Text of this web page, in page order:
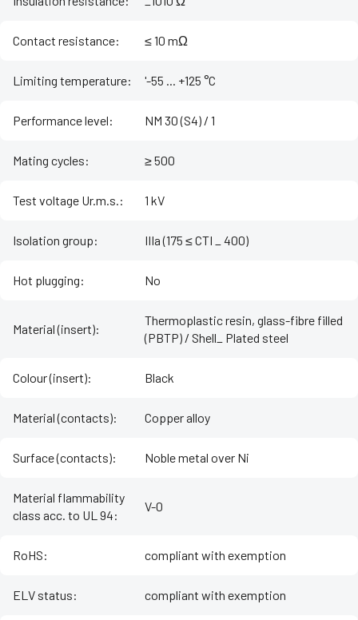
Contact resistance: ≤ 10 mΩ
Limiting temperature: '-55 ... +125 °C
Performance level: NM 30 (S4) / 1
Mating cycles: ≥ 500
Test voltage Ur.m.s.: 1 kV
Isolation group: IIIa (175 ≤ CTI _ 400)
Hot plugging: No
Material (insert):
Thermoplastic resin, glass-fibre filled
(PBTP) / Shell_ Plated steel
Colour (insert): Black
Material (contacts): Copper alloy
Surface (contacts): Noble metal over Ni
Material flammability
class acc. to UL 94:
V-0
RoHS: compliant with exemption
ELV status: compliant with exemption